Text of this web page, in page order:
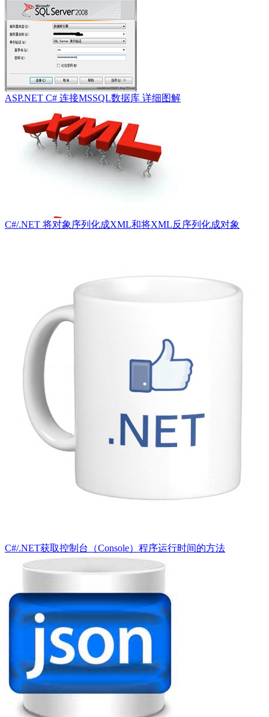
ASP.NET C# 连接MSSQL数据库 详细图解
C#/.NET 将对象序列化成XML和将XML反序列化成对象
C#/.NET获取控制台（Console）程序运行时间的方法